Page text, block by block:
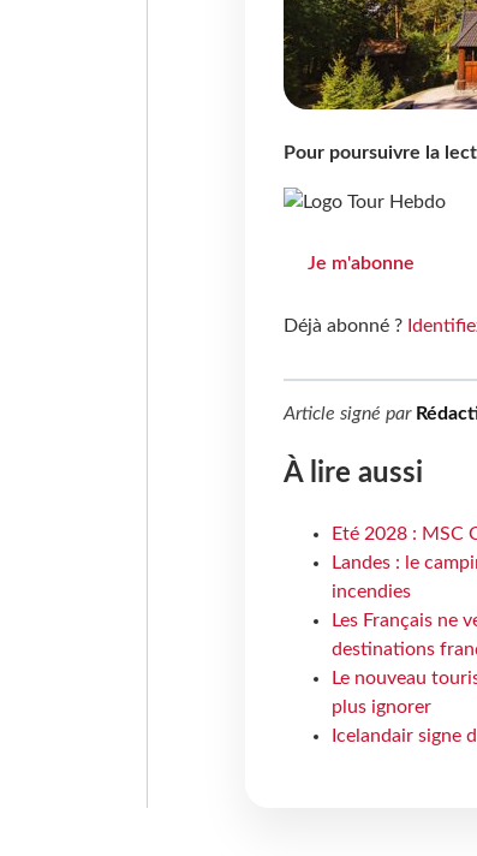
Pour poursuivre la
Je m'abonne
Déjà abonné ?
Article signé par
À lire aussi
Eté 2028 : MSC
Landes : le
incendies
Les Français ne
destinations
Le nouveau
plus ignorer
Icelandair signe